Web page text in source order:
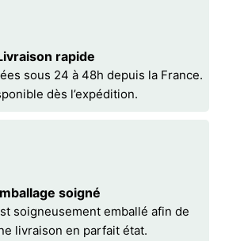
rapide
sous 24 à 48h depuis la France.
dès l’expédition.
soigné
soigneusement emballé afin de
livraison en parfait état.